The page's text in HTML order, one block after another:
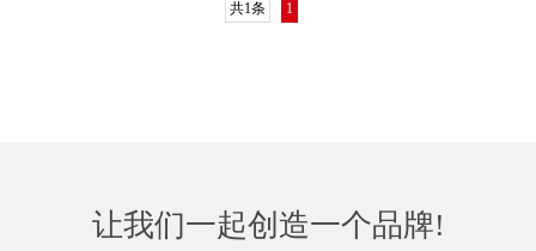
共1条 1
让我们一起创造一个品牌!